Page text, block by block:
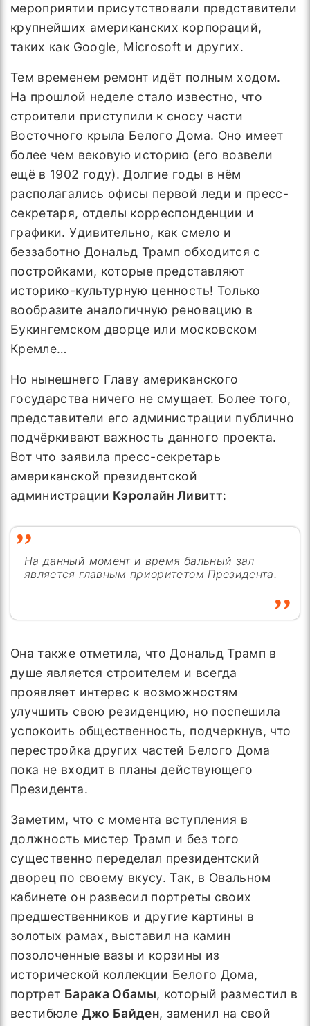
мероприятии присутствовали представители
крупнейших американских корпораций,
таких как Google, Microsoft и других.
Тем временем ремонт идёт полным ходом.
На прошлой неделе стало известно, что
строители приступили к сносу части
Восточного крыла Белого Дома. Оно имеет
более чем вековую историю (его возвели
ещё в 1902 году). Долгие годы в нём
располагались офисы первой леди и пресс-
секретаря, отделы корреспонденции и
графики. Удивительно, как смело и
беззаботно Дональд Трамп обходится с
постройками, которые представляют
историко-культурную ценность! Только
вообразите аналогичную реновацию в
Букингемском дворце или московском
Кремле…
Но нынешнего Главу американского
государства ничего не смущает. Более того,
представители его администрации публично
подчёркивают важность данного проекта.
Вот что заявила пресс-секретарь
американской президентской
администрации Кэролайн Ливитт:
На данный момент и время бальный зал
является главным приоритетом Президента.
Она также отметила, что Дональд Трамп в
душе является строителем и всегда
проявляет интерес к возможностям
улучшить свою резиденцию, но поспешила
успокоить общественность, подчеркнув, что
перестройка других частей Белого Дома
пока не входит в планы действующего
Президента.
Заметим, что с момента вступления в
должность мистер Трамп и без того
существенно переделал президентский
дворец по своему вкусу. Так, в Овальном
кабинете он развесил портреты своих
предшественников и другие картины в
золотых рамах, выставил на камин
позолоченные вазы и корзины из
исторической коллекции Белого Дома,
портрет Барака Обамы, который разместил в
вестибюле Джо Байден, заменил на свой